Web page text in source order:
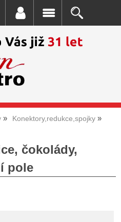
Konektory,redukce,spojky
čokolády,
pole